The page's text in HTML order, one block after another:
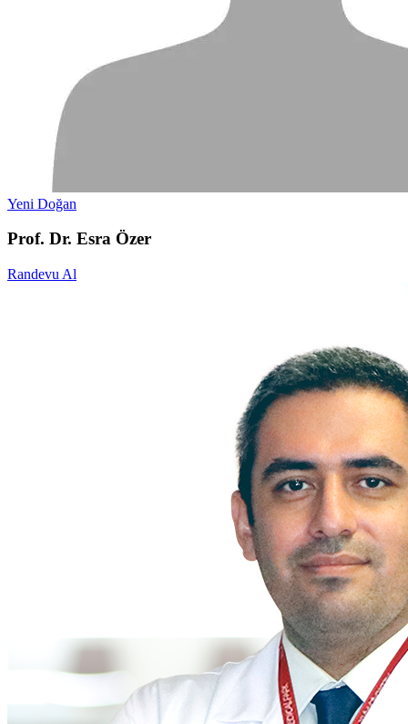
Yeni Doğan
Prof. Dr. Esra Özer
Randevu Al